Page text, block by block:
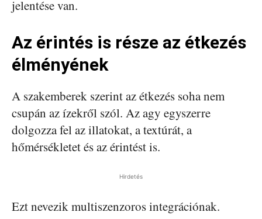
jelentése van.
Az érintés is része az étkezés
élményének
A szakemberek szerint az étkezés soha nem
csupán az ízekről szól. Az agy egyszerre
dolgozza fel az illatokat, a textúrát, a
hőmérsékletet és az érintést is.
Hirdetés
Ezt nevezik multiszenzoros integrációnak.